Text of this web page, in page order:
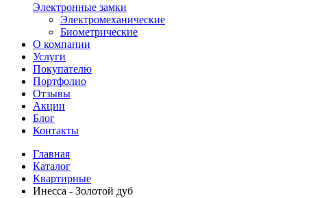
Электронные замки
Электромеханические
Биометрические
О компании
Услуги
Покупателю
Портфолио
Отзывы
Акции
Блог
Контакты
Главная
Каталог
Квартирные
Инесса - Золотой дуб